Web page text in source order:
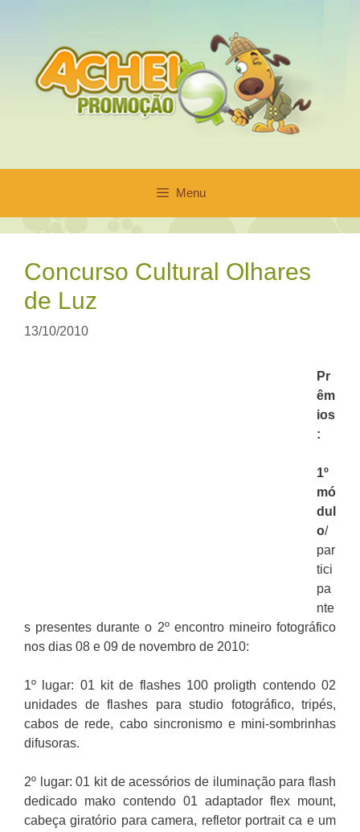
conteúdo
Menu
Concurso Cultural Olhares
de Luz
13/10/2010
Pr
êm
ios
:
1º
mó
dul
o/
par
tici
pa
nte
s presentes durante o 2º encontro mineiro fotográfico
nos dias 08 e 09 de novembro de 2010:
1º lugar: 01 kit de flashes 100 proligth contendo 02
unidades de flashes para studio fotográfico, tripés,
cabos de rede, cabo sincronismo e mini-sombrinhas
difusoras.
2º lugar: 01 kit de acessórios de iluminação para flash
dedicado mako contendo 01 adaptador flex mount,
cabeça giratório para camera, refletor portrait ca e um